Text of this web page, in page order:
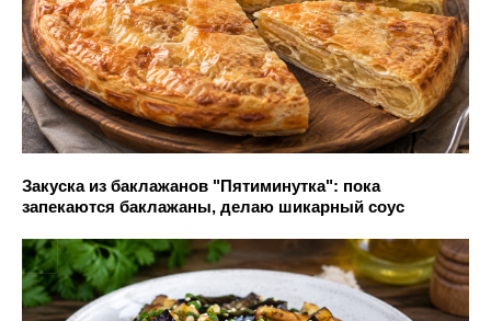
Закуска из баклажанов "Пятиминутка": пока
запекаются баклажаны, делаю шикарный соус